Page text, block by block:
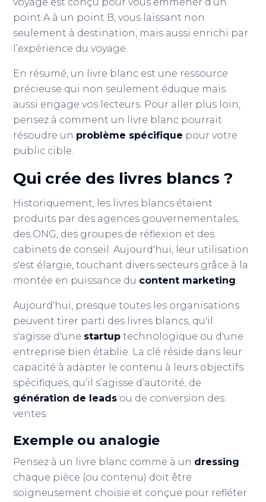
point A à un point B, vous laissant non
seulement à destination, mais aussi enrichi par
l’expérience du voyage.
En résumé, un livre blanc est une ressource
précieuse qui non seulement éduque mais
aussi engage vos lecteurs. Pour aller plus loin,
pensez à comment un livre blanc pourrait
résoudre un problème spécifique pour votre
public cible.
Qui crée des livres blancs ?
Historiquement, les livres blancs étaient
produits par des agences gouvernementales,
des ONG, des groupes de réflexion et des
cabinets de conseil. Aujourd'hui, leur utilisation
s'est élargie, touchant divers secteurs grâce à la
montée en puissance du content marketing.
Aujourd'hui, presque toutes les organisations
peuvent tirer parti des livres blancs, qu'il
s'agisse d'une startup technologique ou d'une
entreprise bien établie. La clé réside dans leur
capacité à adapter le contenu à leurs objectifs
spécifiques, qu’il s’agisse d’autorité, de
génération de leads ou de conversion des
ventes.
Exemple ou analogie
Pensez à un livre blanc comme à un dressing :
chaque pièce (ou contenu) doit être
soigneusement choisie et conçue pour refléter